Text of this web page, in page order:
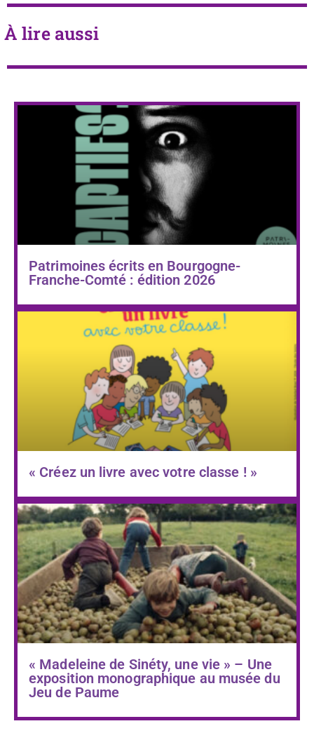
À lire aussi
Patrimoines écrits en Bourgogne-
Franche-Comté : édition 2026
« Créez un livre avec votre classe ! »
« Madeleine de Sinéty, une vie » – Une
exposition monographique au musée du
Jeu de Paume